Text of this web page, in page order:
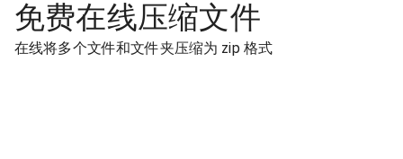
免费在线压缩文件
在线将多个文件和文件夹压缩为 zip 格式